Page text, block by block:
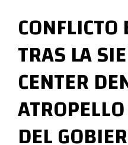
M
e
c
h
a
TRAS LA
CENTER
DEL